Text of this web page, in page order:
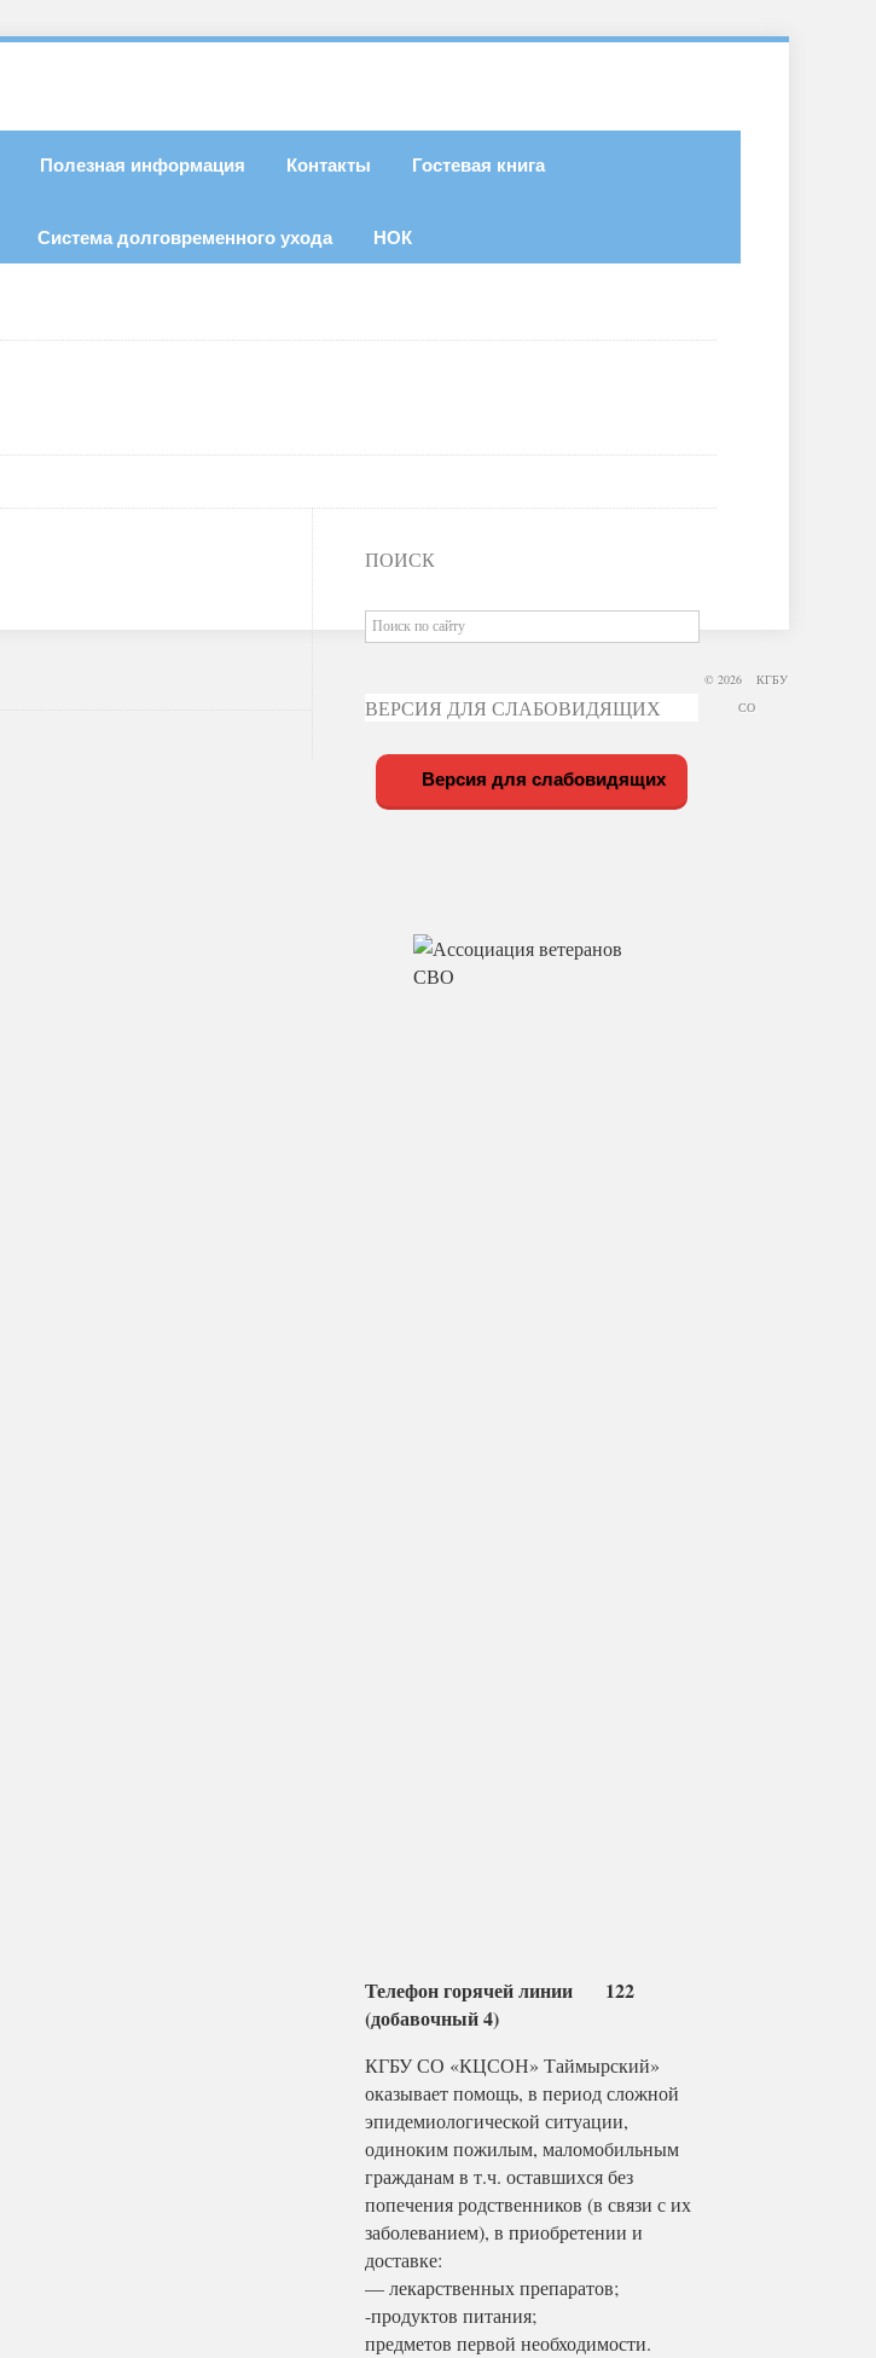
Полезная информация Контакты Гостевая книга
Система долговременного ухода НОК
ПОИСК
ВЕРСИЯ ДЛЯ СЛАБОВИДЯЩИХ
Версия для слабовидящих
Телефон горячей линии 122
(добавочный 4)
КГБУ СО «КЦСОН» Таймырский»
оказывает помощь, в период сложной
эпидемиологической ситуации,
одиноким пожилым, маломобильным
гражданам в т.ч. оставшихся без
попечения родственников (в связи с их
заболеванием), в приобретении и
доставке:
— лекарственных препаратов;
-продуктов питания;
предметов первой необходимости.
© 2026 КГБУ
СО